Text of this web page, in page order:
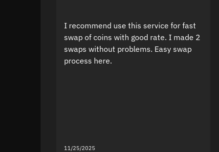
I recommend use this service for fast
swap of coins with good rate. I made 2
swaps without problems. Easy swap
process here.
11/25/2025